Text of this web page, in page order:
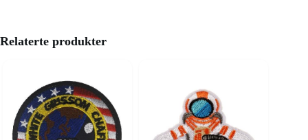
Relaterte produkter